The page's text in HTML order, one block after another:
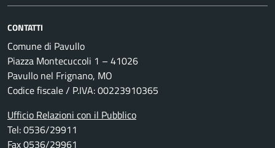
CONTATTI
Comune di Pavullo
Piazza Montecuccoli 1 – 41026
Pavullo nel Frignano, MO
Codice fiscale / P.IVA: 00223910365
Ufficio Relazioni con il Pubblico
Tel: 0536/29911
Fax 0536/29961